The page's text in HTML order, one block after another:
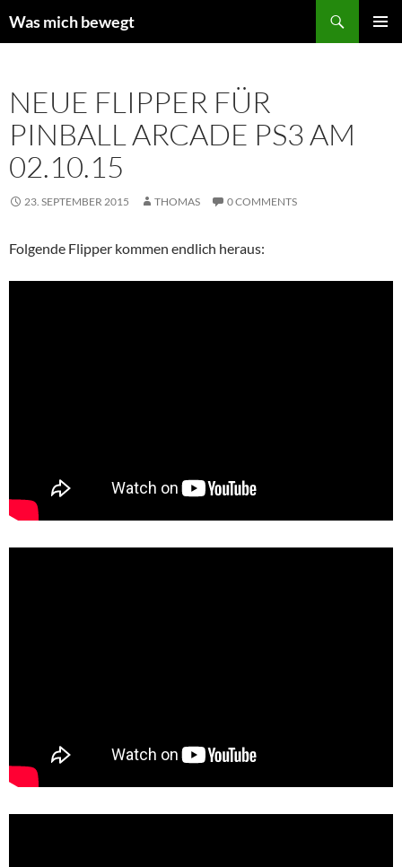
Inhalt
Was mich bewegt
NEUE FLIPPER FÜR
PINBALL ARCADE PS3 AM
02.10.15
23. SEPTEMBER 2015 THOMAS 0 COMMENTS
Folgende Flipper kommen endlich heraus: